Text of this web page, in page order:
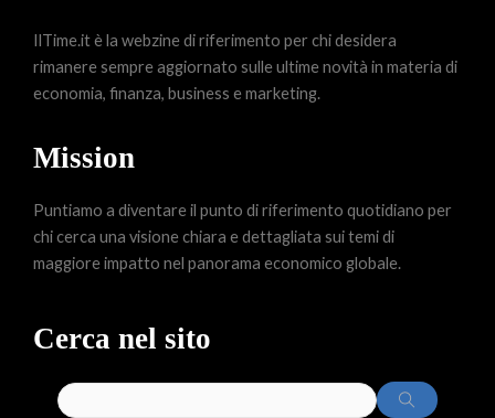
IlTime.it è la webzine di riferimento per chi desidera
rimanere sempre aggiornato sulle ultime novità in materia di
economia, finanza, business e marketing.
Mission
Puntiamo a diventare il punto di riferimento quotidiano per
chi cerca una visione chiara e dettagliata sui temi di
maggiore impatto nel panorama economico globale.
Cerca nel sito